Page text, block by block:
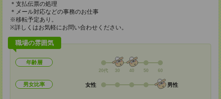
＊支払伝票の処理
＊メール対応などの事務のお仕事
※移転予定あり。
※詳しくはお気軽にお問い合わせください。
職場の雰囲気
年齢層
20代 30 40 50 60
男女比率 女性 男性